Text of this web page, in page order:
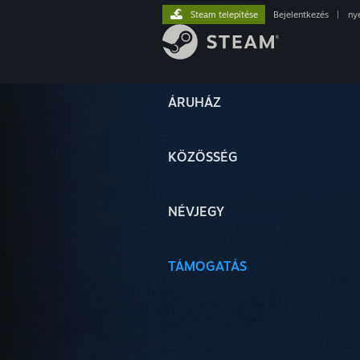
ÁRUHÁZ
KÖZÖSSÉG
NÉVJEGY
TÁMOGATÁS
Steam telepítése Bejelentkezés